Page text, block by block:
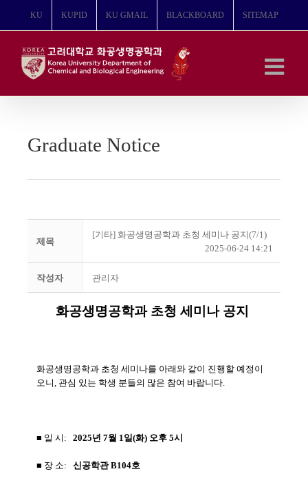
뛰
KU KUPID KU GMAIL BLACKBOARD SITEMAP
Graduate Notice
제목
[기타] 화공생명공학과 초청 세미나 공지(7/1)
2025-06-24 14:21
작성자 관리자
화공생명공학과 초청 세미나 공지
화공생명공학과 초청 세미나를 아래와 같이 진행할 예정이
오니, 관심 있는 학생 분들의 많은 참여 바랍니다.
■ 일 시: 2025년 7월 1일(화) 오후 5시
■ 장 소: 신공학관 B104호